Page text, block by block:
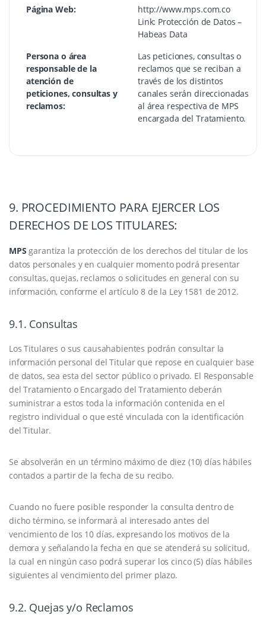
Página Web:
http://www.mps.com.co
Link: Protección de Datos –
Habeas Data
Persona o área
responsable de la
atención de
peticiones, consultas y
reclamos:
Las peticiones, consultas o
reclamos que se reciban a
través de los distintos
canales serán direccionadas
al área respectiva de MPS
encargada del Tratamiento.
9. PROCEDIMIENTO PARA EJERCER LOS
DERECHOS DE LOS TITULARES:
MPSgarantiza la protección de los derechos del titular de los
datos personales y en cualquier momento podrá presentar
consultas, quejas, reclamos o solicitudes en general con su
información, conforme el artículo 8 de la Ley 1581 de 2012.
9.1. Consultas
Los Titulares o sus causahabientes podrán consultar la
información personal del Titular que repose en cualquier base
de datos, sea esta del sector público o privado. El Responsable
del Tratamiento o Encargado del Tratamiento deberán
suministrar a estos toda la información contenida en el
registro individual o que esté vinculada con la identificación
del Titular.
Se absolverán en un término máximo de diez (10) días hábiles
contados a partir de la fecha de su recibo.
Cuando no fuere posible responder la consulta dentro de
dicho término, se informará al interesado antes del
vencimiento de los 10 días, expresando los motivos de la
demora y señalando la fecha en que se atenderá su solicitud,
la cual en ningún caso podrá superar los cinco (5) días hábiles
siguientes al vencimiento del primer plazo.
9.2. Quejas y/o Reclamos